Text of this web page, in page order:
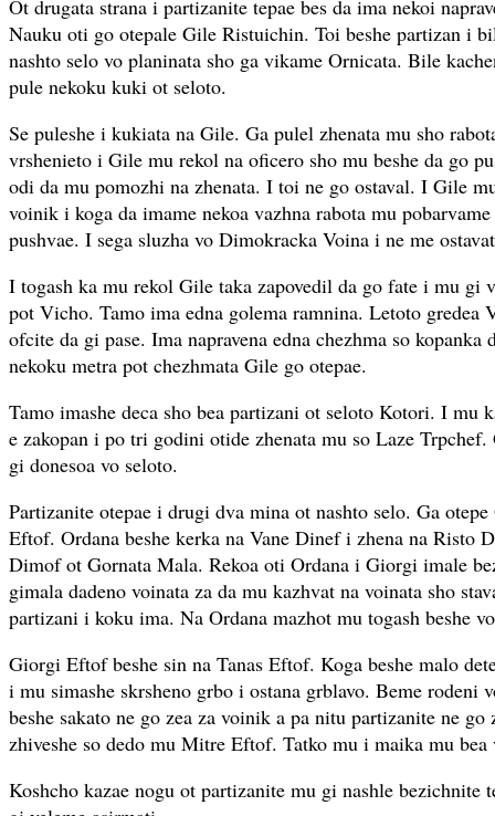
Ot drugata strana i partizanite tepae bes da ima nekoi
Nauku oti go otepale Gile Ristuichin. Toi beshe partizan i
nashto selo vo planinata sho ga vikame Ornicata. Bile
pule nekoku kuki ot seloto.
Se puleshe i kukiata na Gile. Ga pulel zhenata mu sho
vrshenieto i Gile mu rekol na oficero sho mu beshe da go
odi da mu pomozhi na zhenata. I toi ne go ostaval. I Gile
voinik i koga da imame nekoa vazhna rabota mu
pushvae. I sega sluzha vo Dimokracka Voina i ne me
I togash ka mu rekol Gile taka zapovedil da go fate i mu gi
pot Vicho. Tamo ima edna golema ramnina. Letoto gredea
ofcite da gi pase. Ima napravena edna chezhma so
nekoku metra pot chezhmata Gile go otepae.
Tamo imashe deca sho bea partizani ot seloto Kotori. I mu
e zakopan i po tri godini otide zhenata mu so Laze
gi donesoa vo seloto.
Partizanite otepae i drugi dva mina ot nashto selo. Ga
Eftof. Ordana beshe kerka na Vane Dinef i zhena na Risto
Dimof ot Gornata Mala. Rekoa oti Ordana i Giorgi imale
gimala dadeno voinata za da mu kazhvat na voinata sho
partizani i koku ima. Na Ordana mazhot mu togash beshe
Giorgi Eftof beshe sin na Tanas Eftof. Koga beshe malo
i mu simashe skrsheno grbo i ostana grblavo. Beme rodeni
beshe sakato ne go zea za voinik a pa nitu partizanite ne go
zhiveshe so dedo mu Mitre Eftof. Tatko mu i maika mu
Koshcho kazae nogu ot partizanite mu gi nashle bezichnite